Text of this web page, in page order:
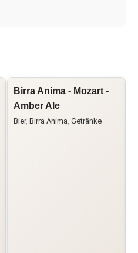
Birra Anima - Mozart -
Amber Ale
Bier, Birra Anima Getränke